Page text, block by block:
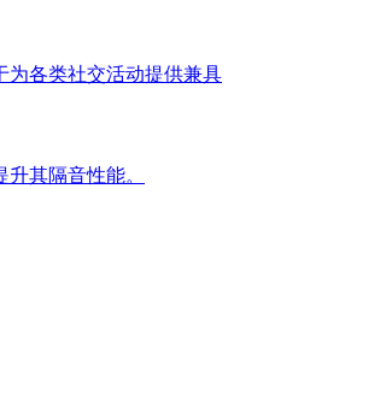
为各类社交活动提供兼具
其隔音性能。